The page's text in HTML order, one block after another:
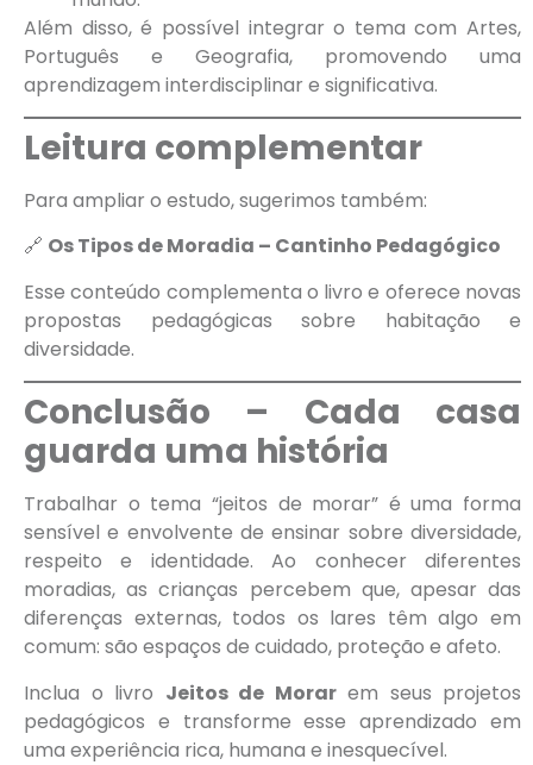
Além disso, é possível integrar o tema com Artes,
Português e Geografia, promovendo uma
aprendizagem interdisciplinar e significativa.
Leitura complementar
Para ampliar o estudo, sugerimos também:
🔗 Os Tipos de Moradia – Cantinho Pedagógico
Esse conteúdo complementa o livro e oferece novas
propostas pedagógicas sobre habitação e
diversidade.
Conclusão – Cada casa
guarda uma história
Trabalhar o tema “jeitos de morar” é uma forma
sensível e envolvente de ensinar sobre diversidade,
respeito e identidade. Ao conhecer diferentes
moradias, as crianças percebem que, apesar das
diferenças externas, todos os lares têm algo em
comum: são espaços de cuidado, proteção e afeto.
Inclua o livro Jeitos de Morarem seus projetos
pedagógicos e transforme esse aprendizado em
uma experiência rica, humana e inesquecível.